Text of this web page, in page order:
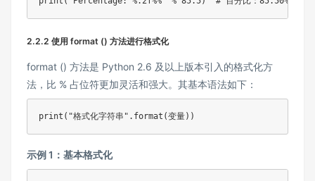
2.2.2 使用 format () 方法进行格式化
format () 方法是 Python 2.6 及以上版本引入的格式化方
法，比 % 占位符更加灵活和强大。其基本语法如下：
print ( "格式化字符串" . format (变量) )
示例 1：基本格式化